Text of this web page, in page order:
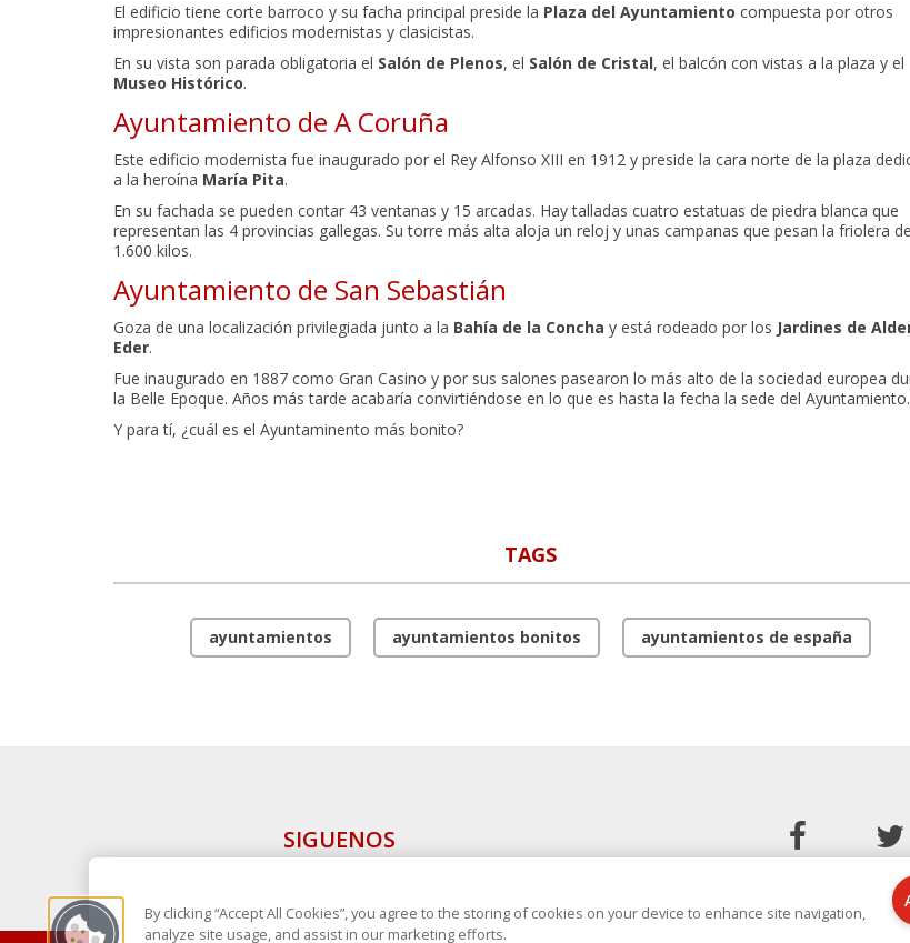
El edificio tiene corte barroco y su facha principal preside la Plaza del Ayuntamiento compuesta por otros
impresionantes edificios modernistas y clasicistas.
En su vista son parada obligatoria el Salón de Plenos, el Salón de Cristal, el balcón con vistas a la plaza y el
Museo Histórico.
Ayuntamiento de A Coruña
Este edificio modernista fue inaugurado por el Rey Alfonso XIII en 1912 y preside la cara norte de la plaza
a la heroína María Pita.
En su fachada se pueden contar 43 ventanas y 15 arcadas. Hay talladas cuatro estatuas de piedra blanca que
representan las 4 provincias gallegas. Su torre más alta aloja un reloj y unas campanas que pesan la friolera de
1.600 kilos.
Ayuntamiento de San Sebastián
Goza de una localización privilegiada junto a la Bahía de la Concha y está rodeado por los Jardines de
Eder.
Fue inaugurado en 1887 como Gran Casino y por sus salones pasearon lo más alto de la sociedad europea
la Belle Epoque. Años más tarde acabaría convirtiéndose en lo que es hasta la fecha la sede del Ayuntamiento.
Y para tí, ¿cuál es el Ayuntaminento más bonito?
TAGS
ayuntamientos ayuntamientos bonitos ayuntamientos de españa
SIGUENOS
By clicking “Accept All Cookies”, you agree to the storing of cookies on your device to enhance site navigation,
analyze site usage, and assist in our marketing efforts.